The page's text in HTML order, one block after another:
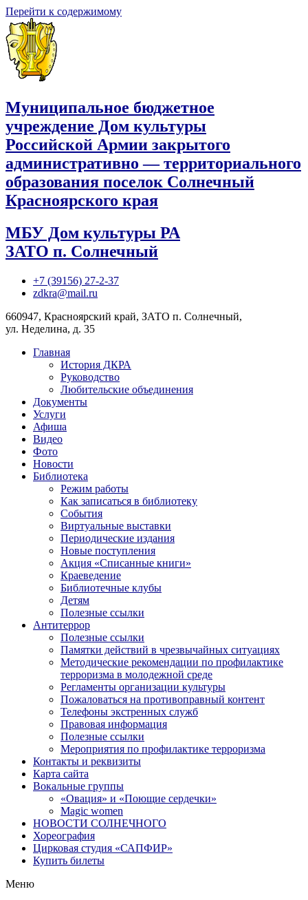
Перейти к содержимому
Муниципальное бюджетное
учреждение Дом культуры
Российской Армии закрытого
административно — территориального
образования поселок Солнечный
Красноярского края
МБУ Дом культуры РА
ЗАТО п. Солнечный
+7 (39156) 27-2-37
zdkra@mail.ru
660947, Красноярский край, ЗАТО п. Солнечный,
ул. Неделина, д. 35
Главная
История ДКРА
Руководство
Любительские объединения
Документы
Услуги
Афиша
Видео
Фото
Новости
Библиотека
Режим работы
Как записаться в библиотеку
События
Виртуальные выставки
Периодические издания
Новые поступления
Акция «Списанные книги»
Краеведение
Библиотечные клубы
Детям
Полезные ссылки
Антитеррор
Полезные ссылки
Памятки действий в чрезвычайных ситуациях
Методические рекомендации по профилактике
терроризма в молодежной среде
Регламенты организации культуры
Пожаловаться на противоправный контент
Телефоны экстренных служб
Правовая информация
Полезные ссылки
Мероприятия по профилактике терроризма
Контакты и реквизиты
Карта сайта
Вокальные группы
«Овация» и «Поющие сердечки»
Magic women
НОВОСТИ СОЛНЕЧНОГО
Хореография
Цирковая студия «САПФИР»
Купить билеты
Меню